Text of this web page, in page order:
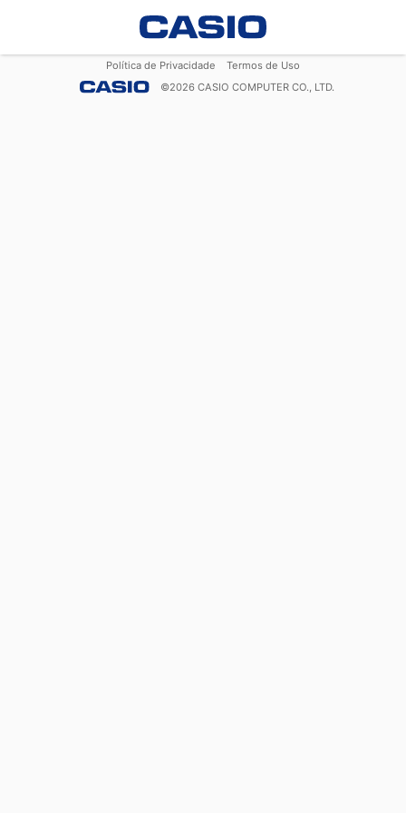
Política de Privacidade
Termos de Uso
©2026 CASIO COMPUTER CO., LTD.